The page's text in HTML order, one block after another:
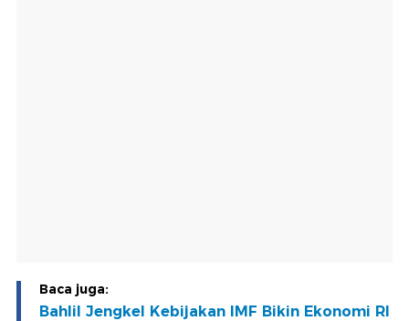
Baca juga:
Bahlil Jengkel Kebijakan IMF Bikin Ekonomi RI